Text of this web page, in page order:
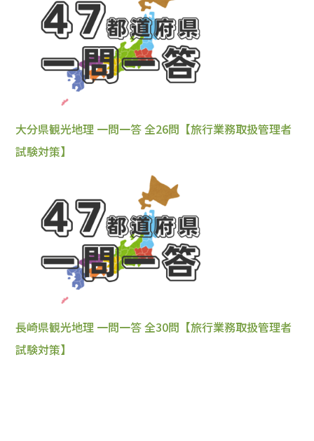
大分県観光地理 一問一答 全26問【旅行業務取扱管理者
試験対策】
長崎県観光地理 一問一答 全30問【旅行業務取扱管理者
試験対策】